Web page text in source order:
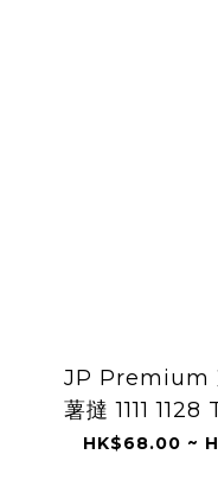
JP Premium
薯撻 1111
HK$68.00 ~